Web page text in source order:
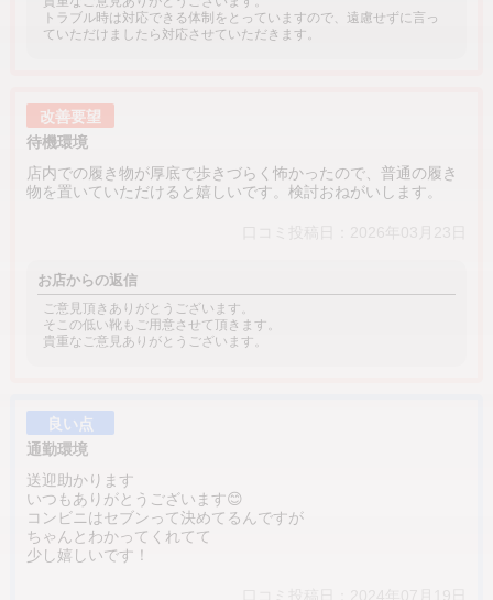
トラブル時は対応できる体制をとっていますので、遠慮せずに言っ
ていただけましたら対応させていただきます。
改善要望
待機環境
店内での履き物が厚底で歩きづらく怖かったので、普通の履き
物を置いていただけると嬉しいです。検討おねがいします。
お店からの返信
ご意見頂きありがとうございます。
そこの低い靴もご用意させて頂きます。
貴重なご意見ありがとうございます。
良い点
通勤環境
送迎助かります
いつもありがとうございます😊
コンビニはセブンって決めてるんですが
ちゃんとわかってくれてて
少し嬉しいです！